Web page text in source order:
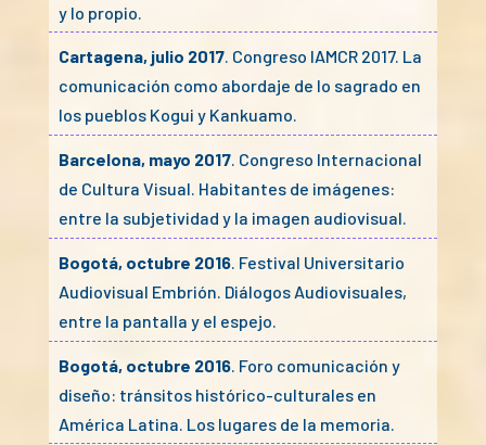
y lo propio.
Cartagena, julio 2017. Congreso IAMCR 2017. La
comunicación como abordaje de lo sagrado en
los pueblos Kogui y Kankuamo.
Barcelona, mayo 2017. Congreso Internacional
de Cultura Visual. Habitantes de imágenes:
entre la subjetividad y la imagen audiovisual.
Bogotá, octubre 2016. Festival Universitario
Audiovisual Embrión. Diálogos Audiovisuales,
entre la pantalla y el espejo.
Bogotá, octubre 2016. Foro comunicación y
diseño: tránsitos histórico-culturales en
América Latina. Los lugares de la memoria.